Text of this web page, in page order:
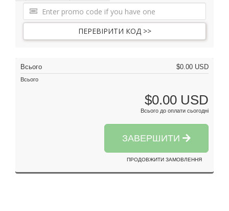
ПЕРЕВІРИТИ КОД >>
Всього $0.00 USD
Всього
$0.00 USD
Всього до оплати сьогодні
ЗАВЕРШИТИ
ПРОДОВЖИТИ ЗАМОВЛЕННЯ